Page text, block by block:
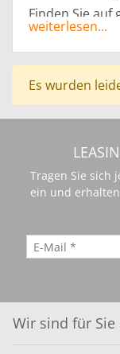
Finden Sie
Leasing
Anzahlung,
Budget. Sie
Traumwagen
Die Angebote
Leasing
Leasinggeber
weiterlesen...
Es wurden
Tragen Sie sich
ein und
Wir sind für